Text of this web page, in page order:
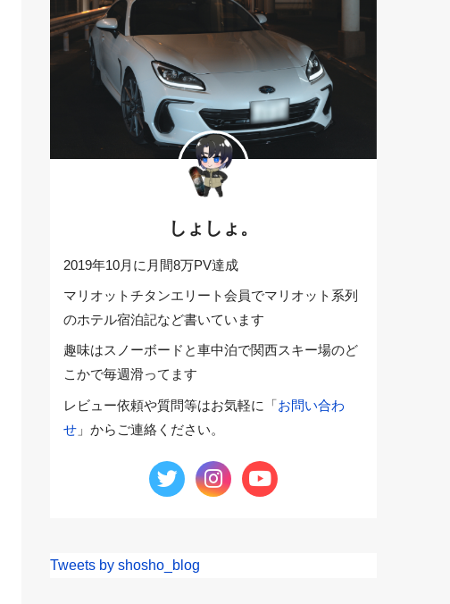
しょしょ。
2019年10月に月間8万PV達成
マリオットチタンエリート会員でマリオット系列
のホテル宿泊記など書いています
趣味はスノーボードと車中泊で関西スキー場のど
こかで毎週滑ってます
レビュー依頼や質問等はお気軽に「 お問い合わ
せ 」からご連絡ください。
Tweets by shosho_blog